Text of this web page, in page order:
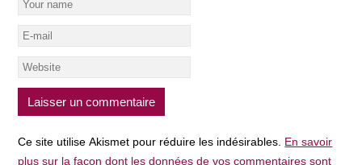
Ce site utilise Akismet pour réduire les indésirables. En savoir
plus sur la façon dont les données de vos commentaires sont